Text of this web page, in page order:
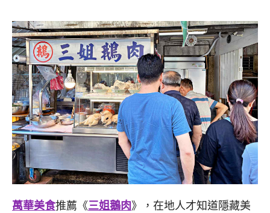
萬華美食推薦《三姐鵝肉 》，在地人才知道隱藏美